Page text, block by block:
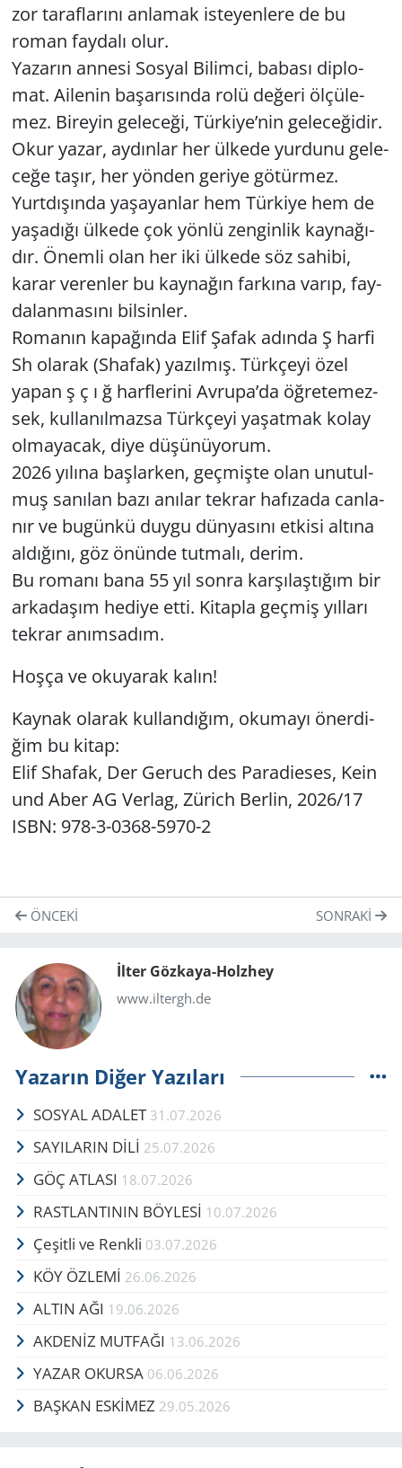
zor ta­raf­la­rı­nı an­la­mak is­te­yen­le­re de bu
roman fay­da­lı olur.
Ya­za­rın an­ne­si Sos­yal Bi­lim­ci, ba­ba­sı dip­lo­
mat. Aile­nin ba­şa­rı­sın­da rolü de­ğe­ri öl­çü­le­
mez. Bi­re­yin ge­le­ce­ği, Tür­ki­ye’nin ge­le­ce­ği­dir.
Okur yazar, ay­dın­lar her ül­ke­de yur­du­nu ge­le­
ce­ğe taşır, her yön­den ge­ri­ye gö­tür­mez.
Yurt­dı­şın­da ya­şa­yan­lar hem Tür­ki­ye hem de
ya­şa­dı­ğı ül­ke­de çok yönlü zen­gin­lik kay­na­ğı­
dır. Önem­li olan her iki ül­ke­de söz sa­hi­bi,
karar ve­ren­ler bu kay­na­ğın far­kı­na varıp, fay­
da­lan­ma­sı­nı bil­sin­ler.
Ro­ma­nın ka­pa­ğın­da Elif Şafak adın­da Ş harfi
Sh ola­rak (Sha­fak) ya­zıl­mış. Türk­çe­yi özel
yapan ş ç ı ğ harf­le­ri­ni Av­ru­pa’da öğ­re­te­mez­
sek, kul­la­nıl­maz­sa Türk­çe­yi ya­şat­mak kolay
ol­ma­ya­cak, diye dü­şü­nü­yo­rum.
2026 yı­lı­na baş­lar­ken, geç­miş­te olan unu­tul­
muş sa­nı­lan bazı anı­lar tek­rar ha­fı­za­da can­la­
nır ve bu­gün­kü duygu dün­ya­sı­nı et­ki­si al­tı­na
al­dı­ğı­nı, göz önün­de tut­ma­lı, derim.
Bu ro­ma­nı bana 55 yıl sonra kar­şı­laş­tı­ğım bir
ar­ka­da­şım he­di­ye etti. Ki­tap­la geç­miş yıl­la­rı
tek­rar anım­sa­dım.
Hoşça ve oku­ya­rak kalın!
Kay­nak ola­rak kul­lan­dı­ğım, oku­ma­yı öner­di­
ğim bu kitap:
Elif Sha­fak, Der Ge­ruch des Pa­ra­di­eses, Kein
und Aber AG Ver­lag, Zü­rich Ber­lin, 2026/17
ISBN: 978-3-0368-5970-2
ÖNCEKI SONRAKI
İlter Gözkaya-Holzhey
www.iltergh.de
Yazarın Diğer Yazıları
SOSYAL ADALET 31.07.2026
SAYILARIN DİLİ 25.07.2026
GÖÇ AT­LA­SI 18.07.2026
RAST­LAN­TI­NIN BÖY­LESİ 10.07.2026
Çe­şit­li ve Renk­li 03.07.2026
KÖY ÖZLEMİ 26.06.2026
ALTIN AĞI 19.06.2026
AKDENİZ MUTFAĞI 13.06.2026
YAZAR OKURSA 06.06.2026
BAŞ­KAN ESKİMEZ 29.05.2026